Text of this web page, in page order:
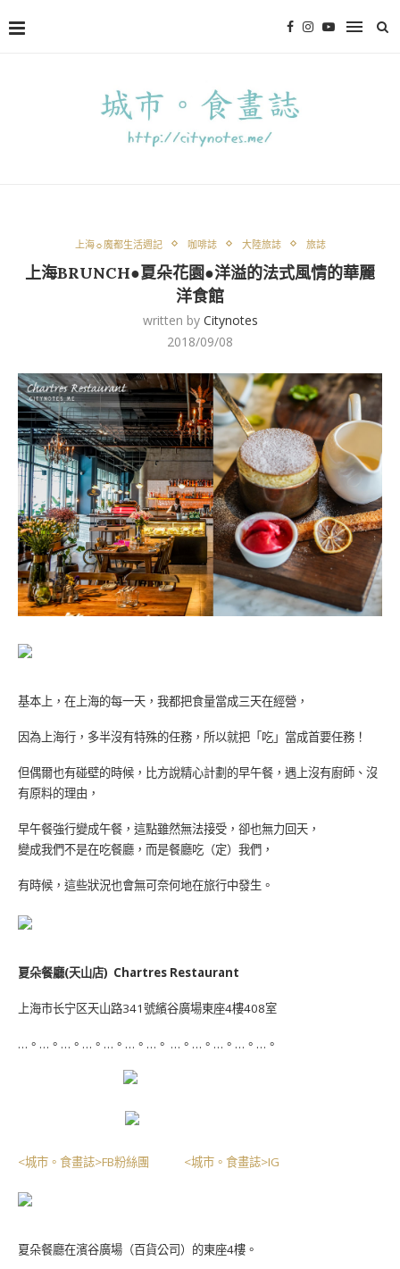
上海☼魔都生活週記 咖啡誌 大陸旅誌 旅誌
上海BRUNCH●夏朵花園●洋溢的法式風情的華麗
洋食館
written by Citynotes
2018/09/08
基本上，在上海的每一天，我都把食量當成三天在經營，
因為上海行，多半沒有特殊的任務，所以就把「吃」當成首要任務！
但偶爾也有碰壁的時候，比方說精心計劃的早午餐，遇上沒有廚師、沒
有原料的理由，
早午餐強行變成午餐，這點雖然無法接受，卻也無力回天，
變成我們不是在吃餐廳，而是餐廳吃（定）我們，
有時候，這些狀況也會無可奈何地在旅行中發生。
夏朵餐廳(天山店) Chartres Restaurant
上海市长宁区天山路341號繽谷廣場東座4樓408室
…。…。…。…。…。…。…。 …。…。…。…。…。
<城市。食畫誌>FB粉絲團 <城市。食畫誌>IG
夏朵餐廳在濱谷廣場（百貨公司）的東座4樓。